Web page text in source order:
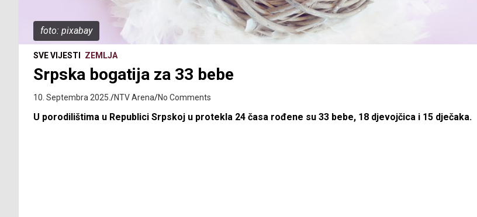
foto: pixabay
SVE VIJESTI ZEMLJA
Srpska bogatija za 33 bebe
10. Septembra 2025. NTV Arena No Comments
U porodilištima u Republici Srpskoj u protekla 24 časa rođene su 33 bebe, 18 djevojčica i 15 dječaka.